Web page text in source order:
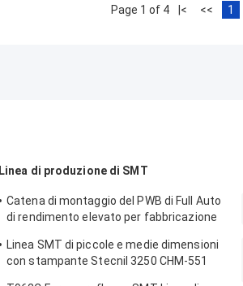
Page 1 of 4 |< << 1
Linea di produzione di SMT
Catena di montaggio del PWB di Full Auto
di rendimento elevato per fabbricazione
Linea SMT di piccole e medie dimensioni
con stampante Stecnil 3250 CHM-551